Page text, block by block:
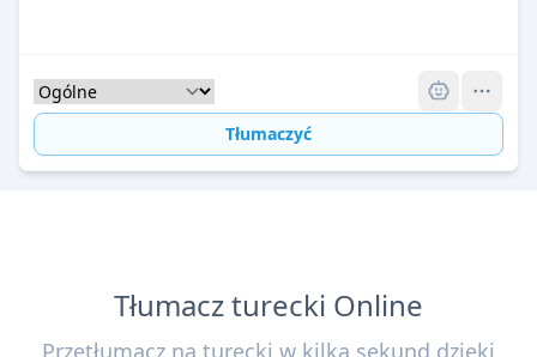
Tłumaczyć
Tłumacz turecki Online
Przetłumacz na turecki w kilka sekund dzięki